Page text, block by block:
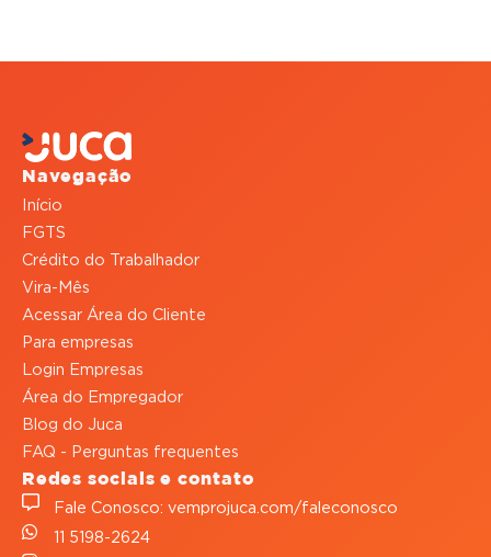
Navegação
Início
FGTS
Crédito do Trabalhador
Vira-Mês
Acessar Área do Cliente
Para empresas
Login Empresas
Área do Empregador
Blog do Juca
FAQ - Perguntas frequentes
Redes sociais e contato
Fale Conosco: vemprojuca.com/faleconosco
11 5198-2624